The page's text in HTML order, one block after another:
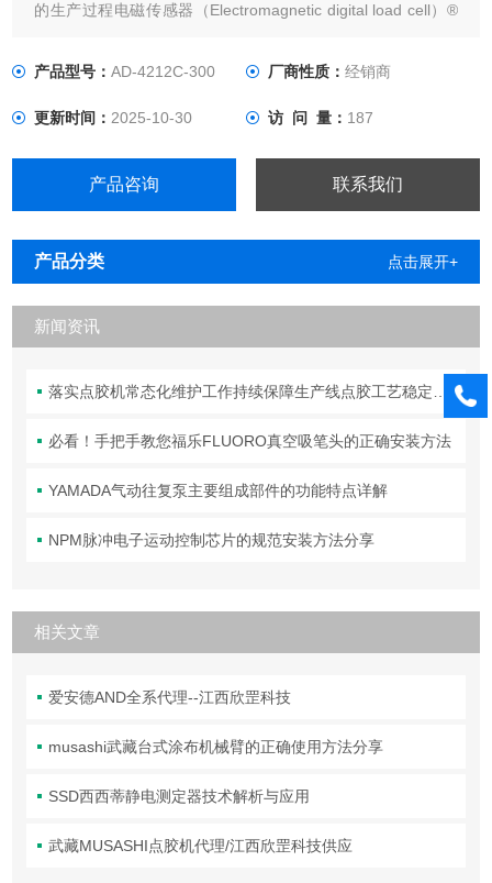
的生产过程电磁传感器（Electromagnetic digital load cell）®
SHS（Compact-Super Hybrid Sensor），0.5秒高速响应，每
产品型号：AD-4212C-300 厂商性质： 经销商
更新时间：2025-10-30 访 问 量： 187
产品咨询 联系我们
产品分类 点击展开+
新闻资讯
落实点胶机常态化维护工作持续保障生产线点胶工艺稳定合规
必看！手把手教您福乐FLUORO真空吸笔头的正确安装方法
YAMADA气动往复泵主要组成部件的功能特点详解
NPM脉冲电子运动控制芯片的规范安装方法分享
相关文章
爱安德AND全系代理--江西欣罡科技
musashi武藏台式涂布机械臂的正确使用方法分享
SSD西西蒂静电测定器技术解析与应用
武藏MUSASHI点胶机代理/江西欣罡科技供应